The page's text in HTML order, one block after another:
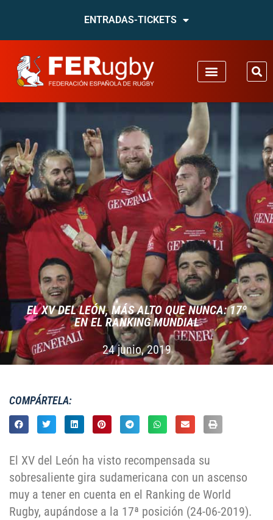
ENTRADAS-TICKETS
EL XV DEL LEÓN, MÁS ALTO QUE NUNCA: 17º
EN EL RANKING MUNDIAL
24 junio, 2019
COMPÁRTELA:
El XV del León ha visto recompensada su
sobresaliente gira sudamericana con un ascenso
muy a tener en cuenta en el Ranking de World
Rugby, aupándose a la 17ª posición (24-06-2019).